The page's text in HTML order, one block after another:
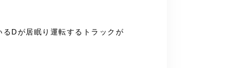
Dが居眠り運転するトラックが